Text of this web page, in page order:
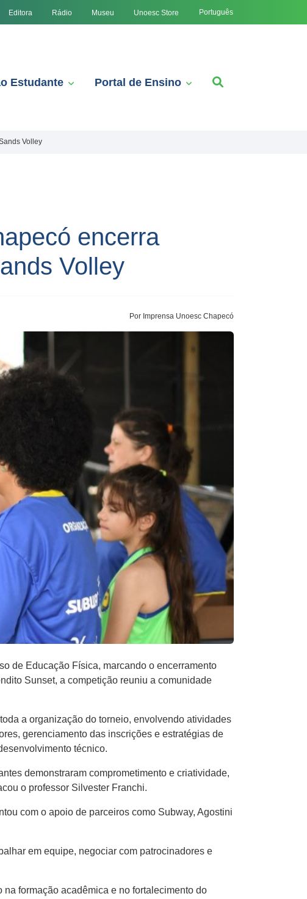
Editora Rádio Museu Unoesc Store Português
Estudante Portal de Ensino
Volley
encerra
Volley
Por Imprensa Unoesc Chapecó
de Educação Física, marcando o encerramento
Sunset, a competição reuniu a comunidade
a organização do torneio, envolvendo atividades
gerenciamento das inscrições e estratégias de
técnico.
demonstraram comprometimento e criatividade,
o professor Silvester Franchi.
com o apoio de parceiros como Subway, Agostini
em equipe, negociar com patrocinadores e
formação acadêmica e no fortalecimento do